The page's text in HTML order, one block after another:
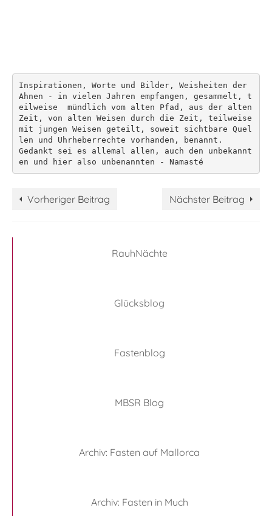
Inspirationen, Worte und Bilder, Weisheiten der
Ahnen - in vielen Jahren empfangen, gesammelt, t
eilweise  mündlich vom alten Pfad, aus der alten
Zeit, von alten Weisen durch die Zeit, teilweise
mit jungen Weisen geteilt, soweit sichtbare Quel
len und Uhrheberrechte vorhanden, benannt.
Gedankt sei es allemal allen, auch den unbekannt
en und hier also unbenannten - Namasté
Vorheriger Beitrag Nächster Beitrag
RauhNächte
Glücksblog
Fastenblog
MBSR Blog
Archiv: Fasten auf Mallorca
Archiv: Fasten in Much